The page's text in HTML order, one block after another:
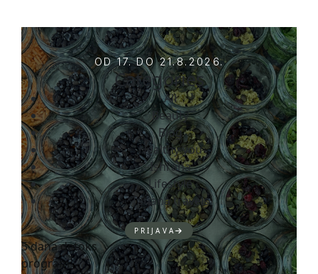
OD 17. DO 21.8.2026.
Categories
All
Beauty
Blog
Healthy you
Ishrana
Lifestyle
Tatjana travels
PRIJAVA
5 dana detoks
program